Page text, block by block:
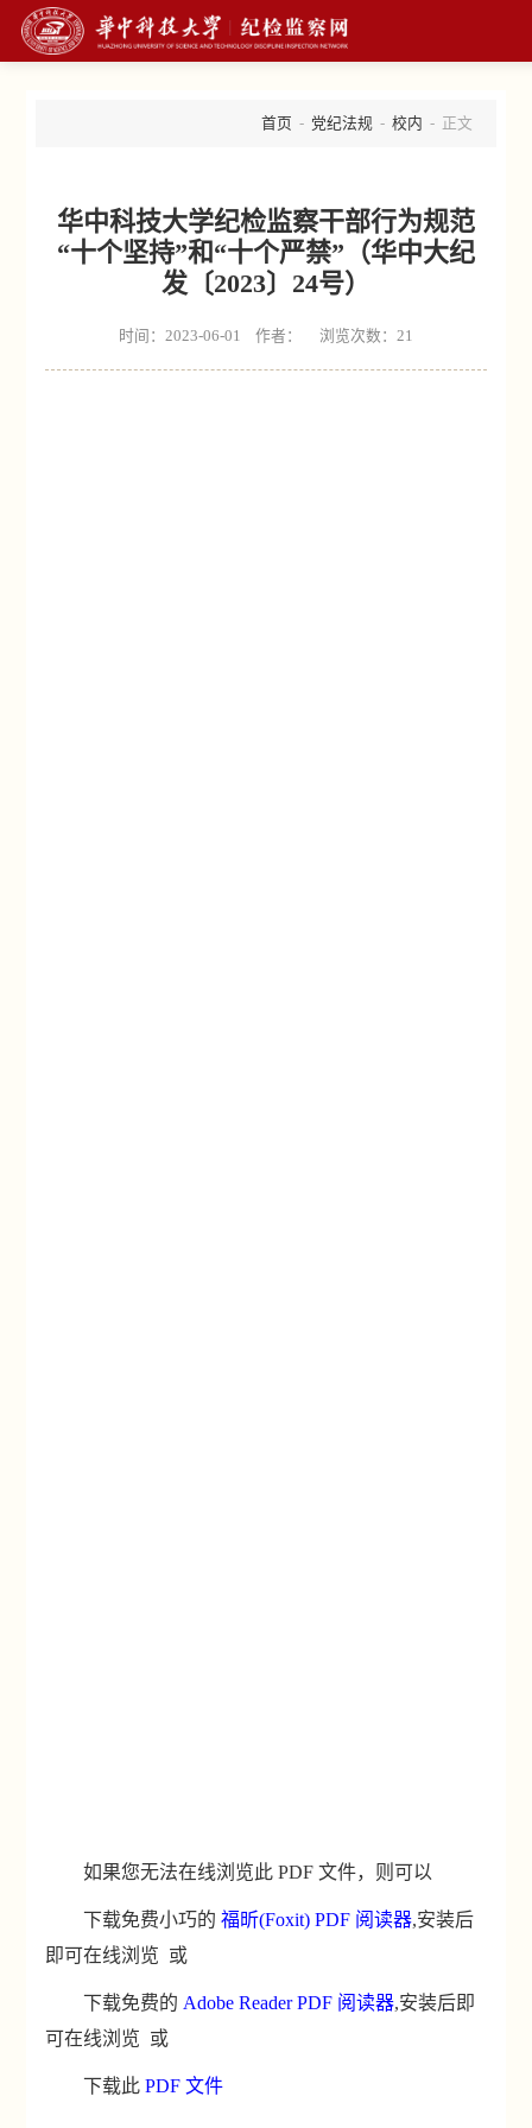
首页 - 党纪法规- 校内 - 正文
华中科技大学纪检监察干部行为规范
“十个坚持”和“十个严禁”（华中大纪
发〔2023〕24号）
时间：2023-06-01 作者： 浏览次数： 21
如果您无法在线浏览此 PDF 文件，则可以
下载免费小巧的福昕(Foxit) PDF 阅读器,安装后
即可在线浏览 或
下载免费的 Adobe Reader PDF 阅读器,安装后即
可在线浏览 或
下载此PDF 文件